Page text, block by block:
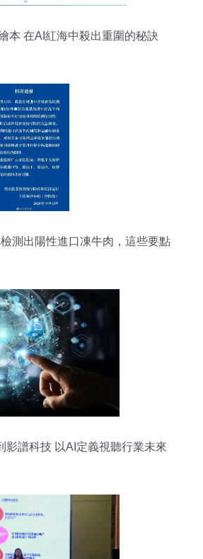
本 在AI紅海中殺出重圍的秘訣
測出陽性進口凍牛肉，這些要點
影譜科技 以AI定義視聽行業未來